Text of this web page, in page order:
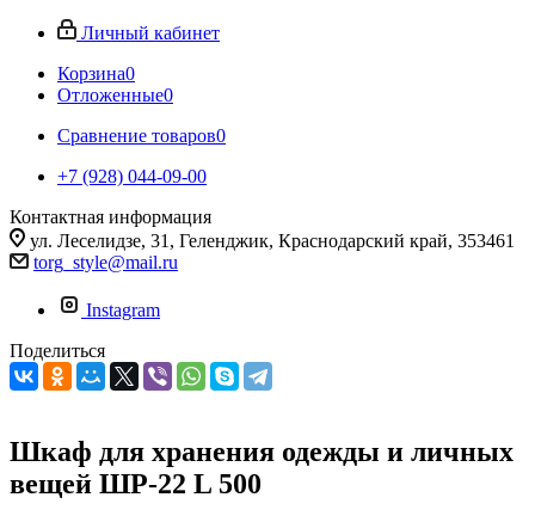
Личный кабинет
Корзина0
Отложенные0
Сравнение товаров0
+7 (928) 044-09-00
Контактная информация
ул. Леселидзе, 31, Геленджик, Краснодарский край, 353461
torg_style@mail.ru
Instagram
Поделиться
Шкаф для хранения одежды и личных
вещей ШР-22 L 500